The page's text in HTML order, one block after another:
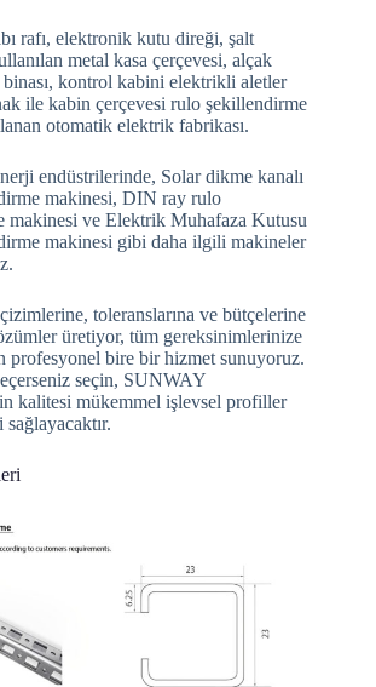
rafı, elektronik kutu direği, şalt
metal kasa çerçevesi, alçak
kontrol kabini elektrikli aletler
ile kabin çerçevesi rulo şekillendirme
otomatik elektrik fabrikası.
endüstrilerinde, Solar dikme kanalı
makinesi, DIN ray rulo
makinesi ve Elektrik Muhafaza Kutusu
makinesi gibi daha ilgili makineler
toleranslarına ve bütçelerine
üretiyor, tüm gereksinimlerinize
profesyonel bire bir hizmet sunuyoruz.
seçin, SUNWAY
kalitesi mükemmel işlevsel profiller